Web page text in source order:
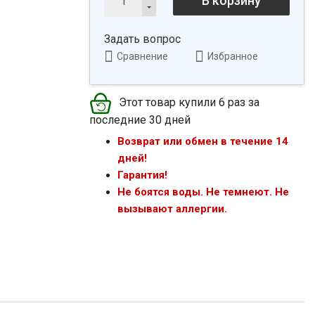
Задать вопрос
Сравнение Избранное
Этот товар купили 6 раз за
последние 30 дней
Возврат или обмен в течение 14
дней!
Гарантия!
Не боятся воды. Не темнеют. Не
вызывают аллергии.